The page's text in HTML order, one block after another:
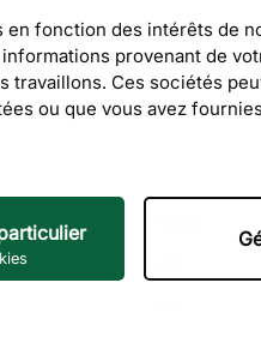
fonction des intérêts de
provenant de
travaillons. Ces sociétés
ou que vous avez